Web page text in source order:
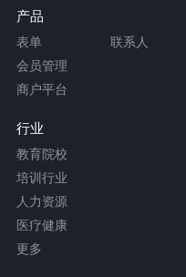
产品
表单 联系人
会员管理
商户平台
行业
教育院校
培训行业
人力资源
医疗健康
更多